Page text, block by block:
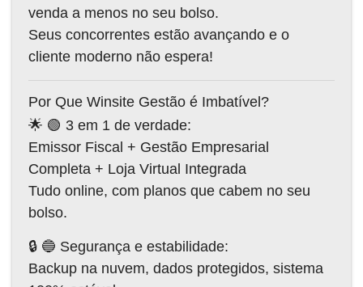
venda a menos no seu bolso.
Seus concorrentes estão avançando e o
cliente moderno não espera!
Por Que Winsite Gestão é Imbatível?
🌟 🟢 3 em 1 de verdade:
Emissor Fiscal + Gestão Empresarial
Completa + Loja Virtual Integrada
Tudo online, com planos que cabem no seu
bolso.
🔒 🔵 Segurança e estabilidade:
Backup na nuvem, dados protegidos, sistema